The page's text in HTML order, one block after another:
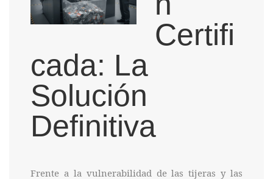
Certifi
cada: La
Solución
Definitiva
Frente a la vulnerabilidad de las tijeras y las